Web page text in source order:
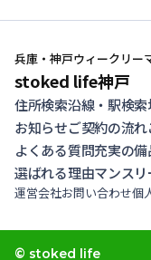
兵庫・神戸ウィークリー
stoked life神戸
住所検索沿線・駅検索
お知らせご契約の流れ
よくある質問充実の
選ばれる理由マンス
運営会社お問い合わせ個
© stoked life